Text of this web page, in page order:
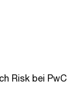
Risk bei PwC